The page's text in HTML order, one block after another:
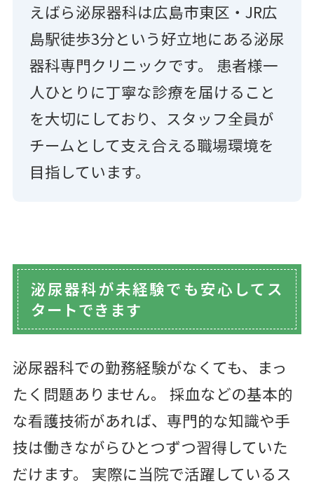
えばら泌尿器科は広島市東区・JR広
島駅徒歩3分という好立地にある泌尿
器科専門クリニックです。 患者様一
人ひとりに丁寧な診療を届けること
を大切にしており、スタッフ全員が
チームとして支え合える職場環境を
目指しています。
泌尿器科が未経験でも安心してス
タートできます
泌尿器科での勤務経験がなくても、まっ
たく問題ありません。 採血などの基本的
な看護技術があれば、専門的な知識や手
技は働きながらひとつずつ習得していた
だけます。 実際に当院で活躍しているス